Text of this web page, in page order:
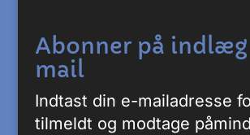
Abonner på
mail
Indtast din e-mailadresse
tilmeldt og modtage